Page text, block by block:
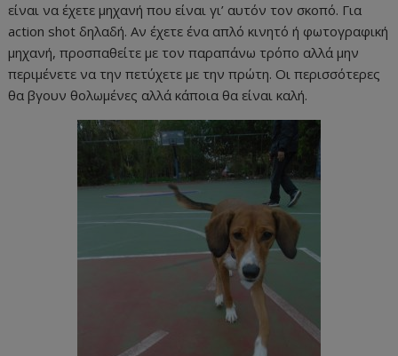
είναι να έχετε μηχανή που είναι γι’ αυτόν τον σκοπό. Για
action shot δηλαδή. Αν έχετε ένα απλό κινητό ή φωτογραφική
μηχανή, προσπαθείτε με τον παραπάνω τρόπο αλλά μην
περιμένετε να την πετύχετε με την πρώτη. Οι περισσότερες
θα βγουν θολωμένες αλλά κάποια θα είναι καλή.